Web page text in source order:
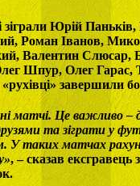
Юрій Паньків,
Роман Іванов,
Валентин Слюсар,
Шпур, Олег Гарас,
завершили
матчі. Це важливо –
та зіграти у
У таких матчах
, – сказав ексгравець